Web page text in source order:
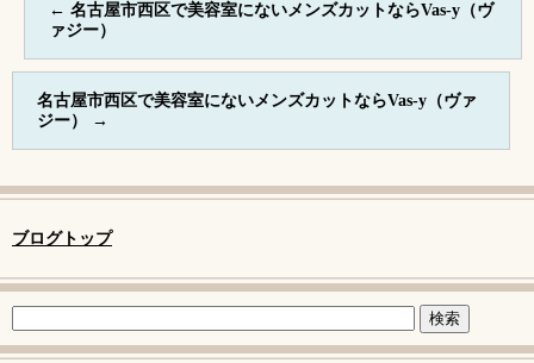
← 名古屋市西区で美容室にないメンズカットならVas-y（ヴ
ァジー）
名古屋市西区で美容室にないメンズカットならVas-y（ヴァ
ジー）
→
ブログトップ